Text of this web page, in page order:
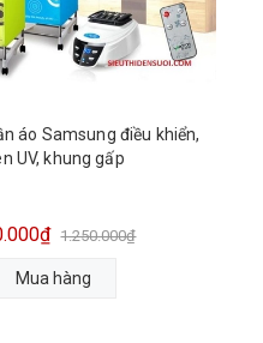
áo Samsung điều khiển,
UV, khung gấp
1.250.000₫
Mua hàng